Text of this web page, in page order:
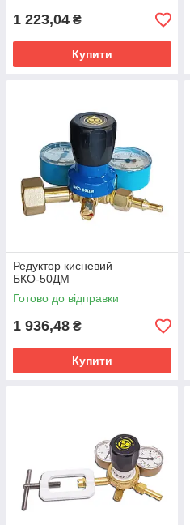
1 223,04 ₴
Купити
Редуктор кисневий
БКО-50ДМ
Готово до відправки
1 936,48 ₴
Купити